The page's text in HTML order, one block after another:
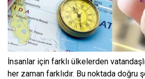
İnsanlar için farklı ülkelerden
her zaman farklıdır. Bu noktada doğru